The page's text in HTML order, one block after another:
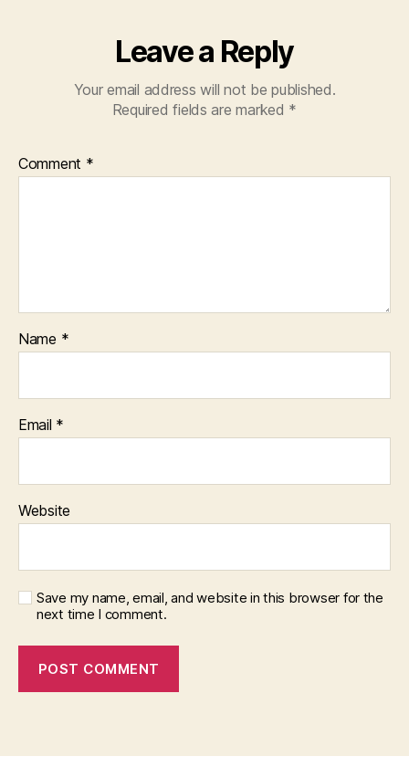
Leave a Reply
Your email address will not be published.
Required fields are marked *
Comment *
Name *
Email *
Website
Save my name, email, and website in this browser for the
next time I comment.